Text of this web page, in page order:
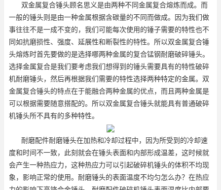
双金属复合锤头顾名思义是由两种不同金属复合熔炼而成。而
一般的锤头则是由一种金属根据含碳量的不同而做成。因为我们做
事往往不是一成不变的，我们可能每次使用的锤子需要的特性也不
同如抗磨损性、强度、延展性和断裂性的特性。所以双金属复合锤
头熔炼时首先要做的是选择哪两种金属的复合锰钢耐磨破碎锤头。
选择金属复合是我们要考虑我们想得到的锤头需要具有的特性破碎
机耐磨锤头，然后再根据我们需要的特性选择两种特定的金属。双
金属复合锤头的特点在于能融合两种金属的优点，而且两种金属是
可以根据需要随意搭配的。所以双金属复合锤头就能具有普通破碎
机锤头所不具有的多种特性。
耐磨配件耐磨锤头在加热和冷却过程中，因为所受到的冷却速
度和时间不一致，此刻就会在锤头表面和内部形成温差，这时候就
会产生一种热应力，这种热应力可以引起破碎机锤头的体积不均现
象，影响正常的使用。耐磨锤头的表面温度不均匀怎么办？在热应